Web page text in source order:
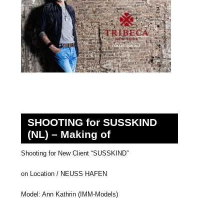
SHOOTING for SUSSKIND
(NL) – Making of
Shooting for New Client “SUSSKIND”
on Location / NEUSS HAFEN
Model: Ann Kathrin (IMM-Models)